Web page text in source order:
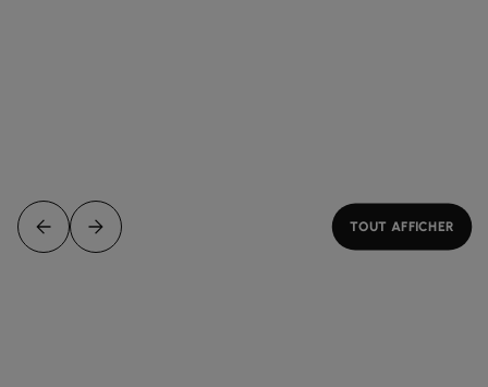
TOUT AFFICHER